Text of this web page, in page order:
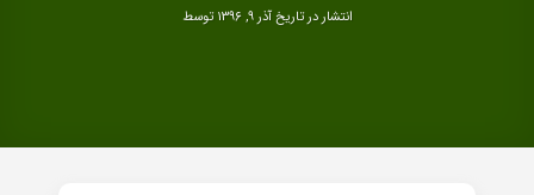
انتشار در تاریخآذر ۹, ۱۳۹۶ توسط